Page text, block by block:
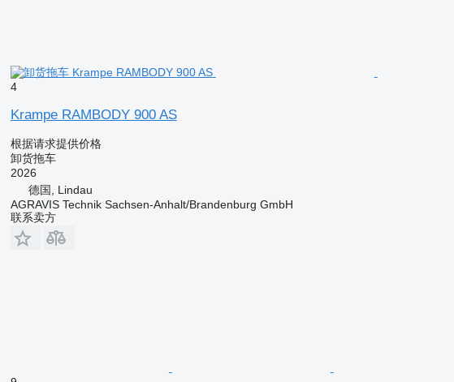
4
Krampe RAMBODY 900 AS
根据请求提供价格
卸货拖车
2026
德国, Lindau
AGRAVIS Technik Sachsen-Anhalt/Brandenburg GmbH
联系卖方